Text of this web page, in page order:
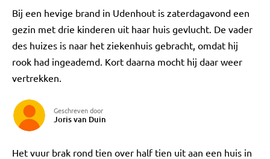
Bij een hevige brand in Udenhout is zaterdagavond een
gezin met drie kinderen uit haar huis gevlucht. De vader
des huizes is naar het ziekenhuis gebracht, omdat hij
rook had ingeademd. Kort daarna mocht hij daar weer
vertrekken.
Geschreven door
Joris van Duin
Het vuur brak rond tien over half tien uit aan een huis in